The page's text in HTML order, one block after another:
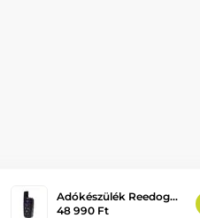
Adókészülék Reedog…
48 990 Ft